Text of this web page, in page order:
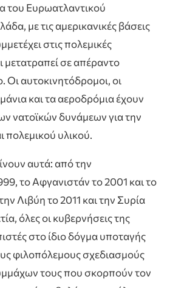
του Ευρωατλαντικού
με τις αμερικανικές βάσεις
στις πολεμικές
μετατραπεί σε απέραντο
Οι αυτοκινητόδρομοι, οι
και τα αεροδρόμια έχουν
νατοϊκών δυνάμεων για την
υλικού.
αυτά: από την
το Αφγανιστάν το 2001 και το
Λιβύη το 2011 και την Συρία
όλες οι κυβερνήσεις της
στο ίδιο δόγμα υποταγής
φιλοπόλεμους σχεδιασμούς
τους που σκορπούν τον